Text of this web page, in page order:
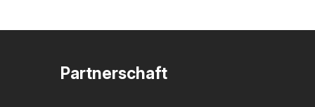
Partnerschaft